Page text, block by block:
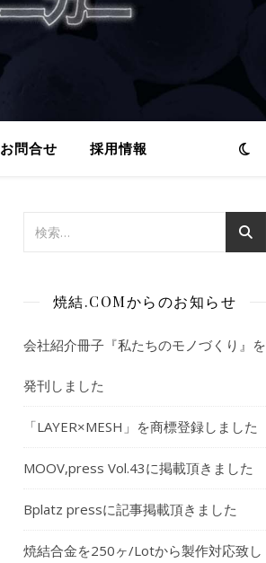
お問合せ 採用情報
焼結.COMからのお知らせ
会社紹介冊子『私たちのモノづくり』を
発刊しました
「LAYER×MESH」を商標登録しました
MOOV,press Vol.43に掲載頂きました
Bplatz pressに記事掲載頂きました
焼結合金を250ヶ/Lotから製作対応致し